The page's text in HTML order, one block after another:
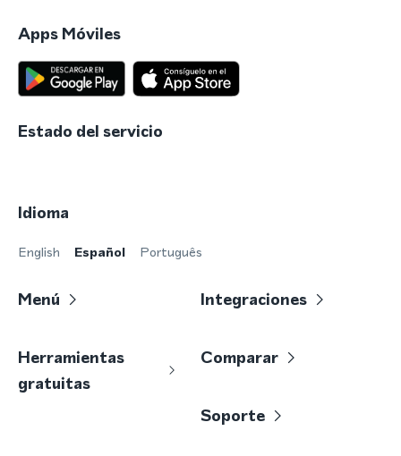
Apps Móviles
Estado del servicio
Idioma
English Español Português
Menú Integraciones
Herramientas
gratuitas
Comparar
Soporte